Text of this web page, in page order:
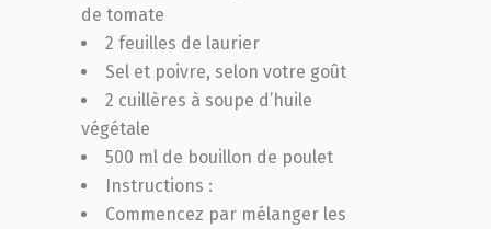
de tomate
2 feuilles de laurier
Sel et poivre, selon votre goût
2 cuillères à soupe d’huile
végétale
500 ml de bouillon de poulet
Instructions :
Commencez par mélanger les